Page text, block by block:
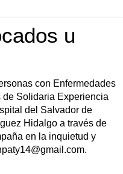
u
con Enfermedades
de Solidaria Experiencia
del Salvador de
Hidalgo a través de
en la inquietud y